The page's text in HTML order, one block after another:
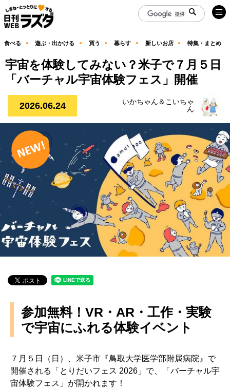
食べる 遊ぶ・出かける 買う 暮らす 新しいお店 特集・まとめ
宇宙を体験してみない？米子で７月５日
「バーチャル宇宙体験フェス」開催
2026.06.24
いかちゃん＆こいちゃ
ん
参加無料！VR・AR・工作・実験
で宇宙にふれる体験イベント
７月５日（日）、米子市『鳥取大学医学部附属病院』で
開催される「とりだいフェス 2026」で、「バーチャル宇
宙体験フェス」が開かれます！